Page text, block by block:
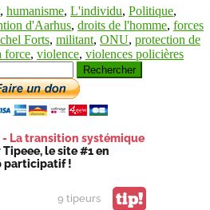
, humanisme, L'individu, Politique,
d'Aarhus, droits de l'homme, forces
Forts, militant, ONU, protection de
force, violence, violences policières
La transition systémique
le site #1 en
participatif !
9 tipeurs tip!